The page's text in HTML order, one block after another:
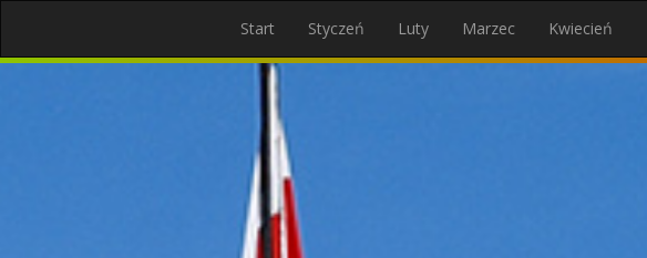
Start Styczeń Luty Marzec Kwiecień